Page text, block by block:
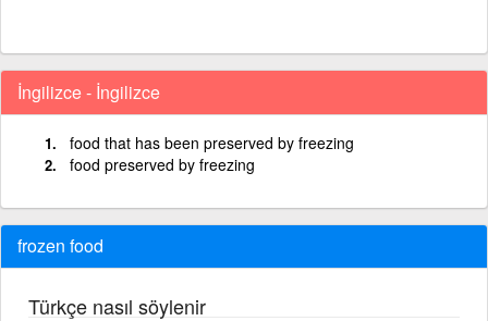
İngilizce - İngilizce
food that has been preserved by freezing
food preserved by freezing
frozen food
Türkçe nasıl söylenir